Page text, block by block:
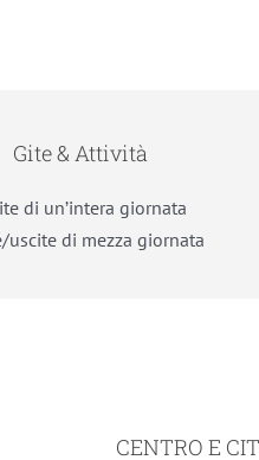
Gite & Attività
di un’intera giornata
uscite di mezza giornata
CENTRO E